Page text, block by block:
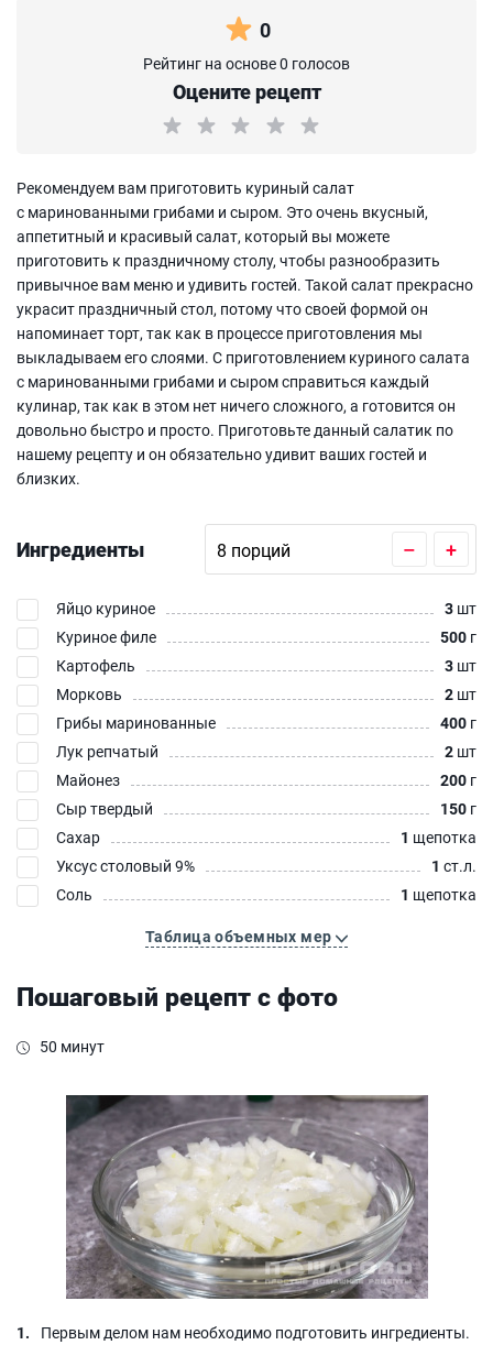
0
Рейтинг на основе 0 голосов
Оцените рецепт
Рекомендуем вам приготовить куриный салат
с маринованными грибами и сыром. Это очень вкусный,
аппетитный и красивый салат, который вы можете
приготовить к праздничному столу, чтобы разнообразить
привычное вам меню и удивить гостей. Такой салат прекрасно
украсит праздничный стол, потому что своей формой он
напоминает торт, так как в процессе приготовления мы
выкладываем его слоями. С приготовлением куриного салата
с маринованными грибами и сыром справиться каждый
кулинар, так как в этом нет ничего сложного, а готовится он
довольно быстро и просто. Приготовьте данный салатик по
нашему рецепту и он обязательно удивит ваших гостей и
близких.
Ингредиенты – +
Яйцо куриное 3 шт
Куриное филе
500 г
Картофель
3 шт
Морковь
2 шт
Грибы маринованные
400 г
Лук репчатый
2 шт
Майонез
200 г
Сыр твердый
150 г
Сахар
1 щепотка
Уксус столовый 9%
1 ст.л.
Соль
1 щепотка
Таблица объемных мер
Пошаговый рецепт с фото
50 минут
Первым делом нам необходимо подготовить ингредиенты.